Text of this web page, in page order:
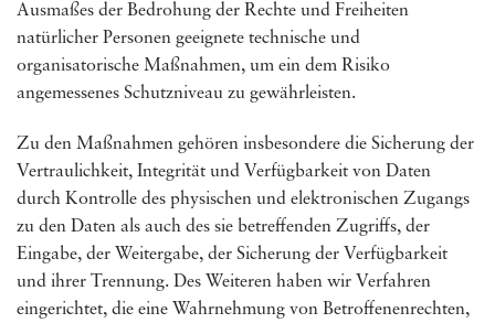
Ausmaßes der Bedrohung der Rechte und Freiheiten
natürlicher Personen geeignete technische und
organisatorische Maßnahmen, um ein dem Risiko
angemessenes Schutzniveau zu gewährleisten.
Zu den Maßnahmen gehören insbesondere die Sicherung der
Vertraulichkeit, Integrität und Verfügbarkeit von Daten
durch Kontrolle des physischen und elektronischen Zugangs
zu den Daten als auch des sie betreffenden Zugriffs, der
Eingabe, der Weitergabe, der Sicherung der Verfügbarkeit
und ihrer Trennung. Des Weiteren haben wir Verfahren
eingerichtet, die eine Wahrnehmung von Betroffenenrechten,